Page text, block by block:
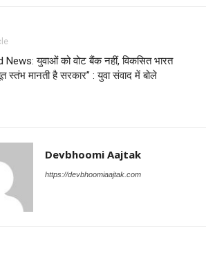
युवाओं को वोट बैंक नहीं, विकसित भारत
मानती है सरकार” : युवा संवाद में बोले
Devbhoomi Aajtak
https://devbhoomiaajtak.com